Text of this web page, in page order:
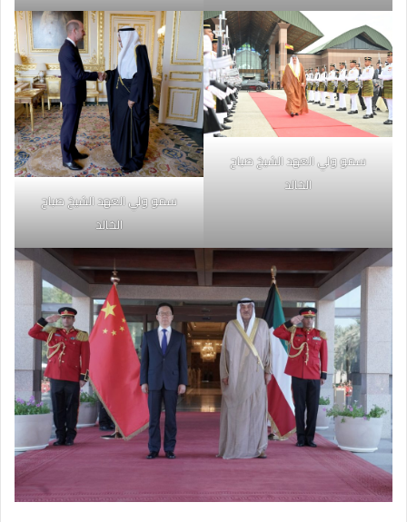
سمو ولي العهد الشيخ صباح
الخالد
سمو ولي العهد الشيخ صباح
الخالد